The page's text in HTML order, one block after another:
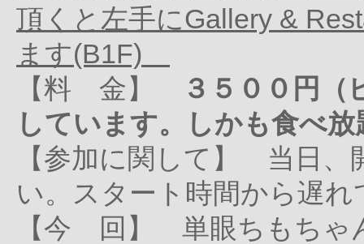
頂くと左手にGallery &
ます(B1F)
【料 金】
３５００円（
しています。しかも食べ
【参加に関して】 当日、
い。スタート時間から遅
【今 回】 単眼ちもちゃ